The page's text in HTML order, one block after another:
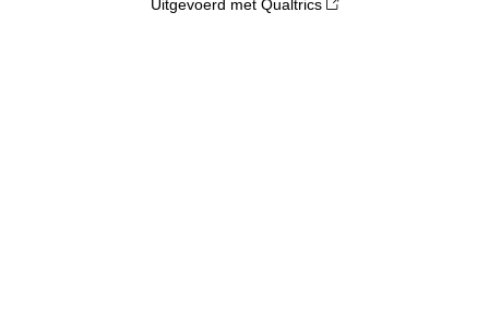
Uitgevoerd met Qualtrics